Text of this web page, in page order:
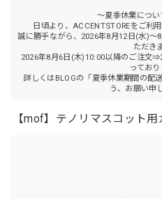
～夏季休業につ
日頃より、ACCENTSTOREをご利
誠に勝手ながら、2026年8月12日(水)～
ただき
2026年8月6日(木)10:00以降のご注文
っており
詳しくはBLOGの「夏季休業期間の配
う、お願い申
【mof】テノリマスコット